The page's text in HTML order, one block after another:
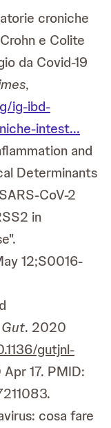
croniche
e Colite
da Covid-19
,
ig-ibd-
intest...
and
Determinants
CoV-2
in
12;S0016-
Gut. 2020
gutjnl-
17. PMID:
cosa fare